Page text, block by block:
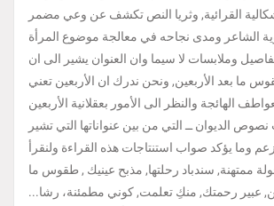
القرائية, وثريا النص تكشف عن وعي مضمر
الشاعر ومدى نجاحه في معالجة موضوع المرأة
وملابسات لا سيما وان العنوان يشير الى ان
ما بعد الأربعين, ونحن ندرك ان الأربعين تعني
الهائجة والنظر الى الأمور بعقلانية الأربعين
الديوان ــ التي من بين عنواناتها التي تشير
ممتهنة, سندباد رحلتها, مذبح عينيك , طقوس ما
عبير رحمتك, منكِ تعلمت, كوني مطمئنة، رشا...